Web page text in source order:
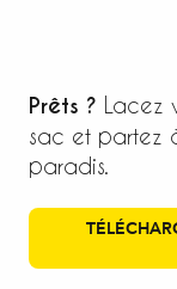
Prêts ? Lacez
sac et partez
paradis.